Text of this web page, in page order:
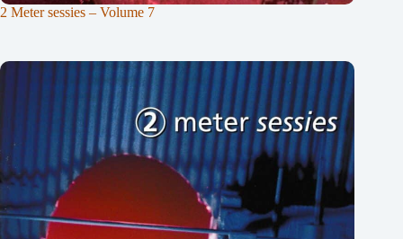
2 Meter sessies – Volume 7